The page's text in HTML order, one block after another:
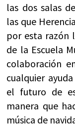
las dos salas
las que
por esta razón
de la Escuela
colaboración
cualquier
el futuro de
manera que
música de